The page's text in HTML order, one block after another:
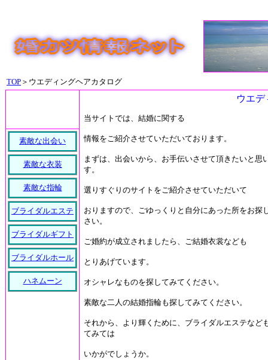
TOP ＞ウエディングヘアカタログ
ウエ
当サイトでは、結婚に関する
情報をご紹介させていただいております。
まずは、出会いから、お手伝いさせて頂きたいと思
す。
選りすぐりのサイトをご紹介させていただいて
おりますので、ごゆっくりと自分にあった所をお探
さい。
ご婚約が成立されましたら、ご結婚衣裳なども
とりあげています。
オシャレなものを探してみてください。
素敵な二人の結婚指輪も探してみてください。
それから、より輝くために、ブライダルエステなど
てみては
いかがでしょうか。
素敵な出会い
素敵な衣装
素敵な指輪
ブライダルエステ
ブライダルギフト
ブライダルホール
ハネムーン